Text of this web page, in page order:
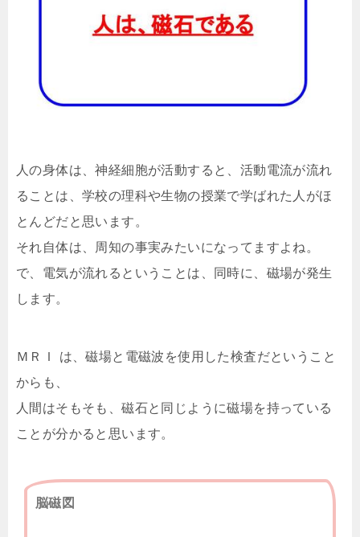
人の身体は、神経細胞が活動すると、活動電流が流れ
ることは、学校の理科や生物の授業で学ばれた人がほ
とんどだと思います。
それ自体は、周知の事実みたいになってますよね。
で、電気が流れるということは、同時に、磁場が発生
します。
ＭＲＩ は、磁場と電磁波を使用した検査だということ
からも、
人間はそもそも、磁石と同じように磁場を持っている
ことが分かると思います。
脳磁図